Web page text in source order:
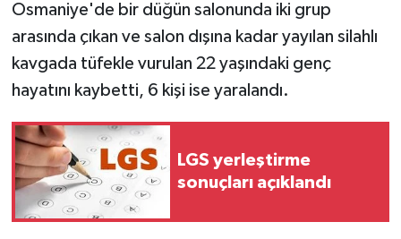
Osmaniye'de bir düğün salonunda iki grup
arasında çıkan ve salon dışına kadar yayılan silahlı
kavgada tüfekle vurulan 22 yaşındaki genç
hayatını kaybetti, 6 kişi ise yaralandı.
LGS yerleştirme
sonuçları açıklandı